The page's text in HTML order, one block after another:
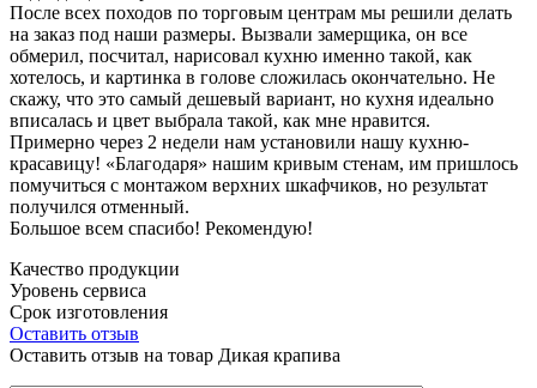
После всех походов по торговым центрам мы решили делать
на заказ под наши размеры. Вызвали замерщика, он все
обмерил, посчитал, нарисовал кухню именно такой, как
хотелось, и картинка в голове сложилась окончательно. Не
скажу, что это самый дешевый вариант, но кухня идеально
вписалась и цвет выбрала такой, как мне нравится.
Примерно через 2 недели нам установили нашу кухню-
красавицу! «Благодаря» нашим кривым стенам, им пришлось
помучиться с монтажом верхних шкафчиков, но результат
получился отменный.
Большое всем спасибо! Рекомендую!
Качество продукции
Уровень сервиса
Срок изготовления
Оставить отзыв
Оставить отзыв на товар Дикая крапива